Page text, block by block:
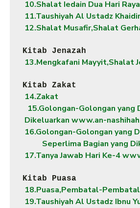
10.Shalat Iedain Dua Hari
11.Taushiyah Al Ustadz
12.Shalat Musafir,Shalat
Kitab Jenazah
13.Mengkafani Mayyit,Shalat
Kitab Zakat
14.Zakat
15.Golongan-Golongan
Dikeluarkan www.an-
16.Golongan-Golongan yang
Seperlima Bagian yang
17.Tanya Jawab Hari Ke-4
Kitab Puasa
18.Puasa,Pembatal-
19.Taushiyah Al Ustadz Ibnu